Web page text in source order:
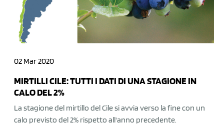
02 Mar 2020
MIRTILLI CILE: TUTTI I DATI DI UNA STAGIONE IN
CALO DEL 2%
La stagione del mirtillo del Cile si avvia verso la fine con un
calo previsto del 2% rispetto all'anno precedente.